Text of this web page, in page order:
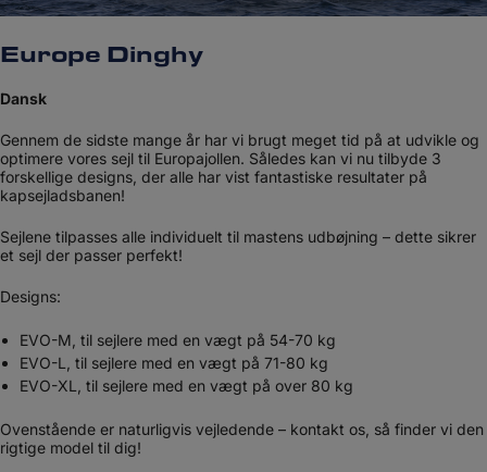
Europe Dinghy
Dansk
Gennem de sidste mange år har vi brugt meget tid på at udvikle og
optimere vores sejl til Europajollen. Således kan vi nu tilbyde 3
forskellige designs, der alle har vist fantastiske resultater på
kapsejladsbanen!
Sejlene tilpasses alle individuelt til mastens udbøjning – dette sikrer
et sejl der passer perfekt!​
Designs:
EVO-M, til sejlere med en vægt på 54-70 kg
EVO-L, til sejlere med en vægt på 71-80 kg
EVO-XL, til sejlere med en vægt på over 80 kg
Ovenstående er naturligvis vejledende – kontakt os, så finder vi den
rigtige model til dig!​